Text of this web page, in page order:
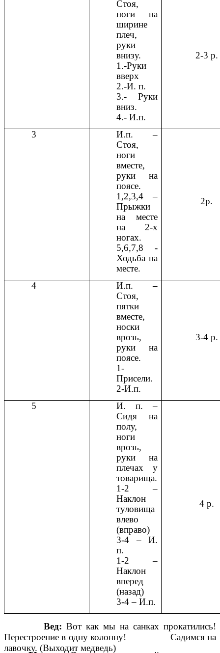
Стоя,
ноги на
ширине
плеч,
руки
внизу.
1.-Руки
вверх
2.-И. п.
3.- Руки
вниз.
4.- И.п.
2-3 р.
3
И.п. –
Стоя,
ноги
вместе,
руки на
поясе.
1,2,3,4 –
Прыжки
на месте
на 2-х
ногах.
5,6,7,8 -
Ходьба на
месте.
2р.
4
И.п. –
Стоя,
пятки
вместе,
носки
врозь,
руки на
поясе.
1-
Присели.
2-И.п.
3-4 р.
5
И. п. –
Сидя на
полу,
ноги
врозь,
руки на
плечах у
товарища.
1-2 –
Наклон
туловища
влево
(вправо)
3-4 – И.
п.
1-2 –
Наклон
вперед
(назад)
3-4 – И.п.
4 р.
Вед: Вот как мы на санках прокатились!
Перестроение в одну колонну! Садимся на
лавочку. (Выходит медведь)